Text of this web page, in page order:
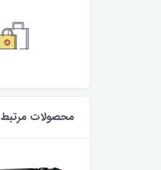
محصولات مرتبط